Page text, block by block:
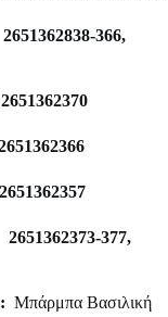
366,
377,
Μπάρμπα Βασιλική